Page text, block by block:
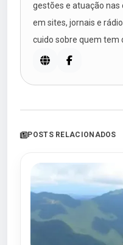
gestões e atuação nas
em sites, jornais e
cuido sobre quem tem
POSTS RELACIONADOS